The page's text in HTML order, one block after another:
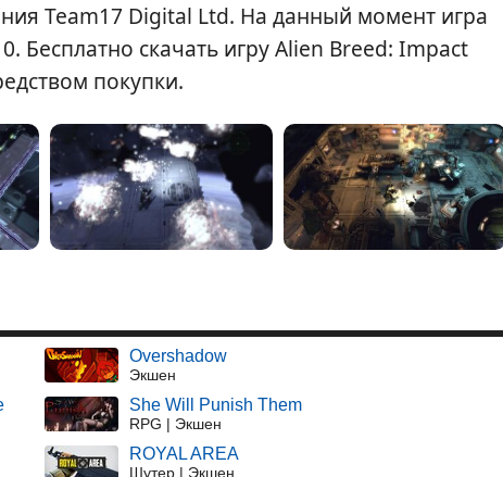
Team17 Digital Ltd. На данный момент игра
Бесплатно скачать игру Alien Breed: Impact
покупки.
Overshadow
Экшен
She Will Punish Them
RPG | Экшен
ROYAL AREA
Шутер | Экшен